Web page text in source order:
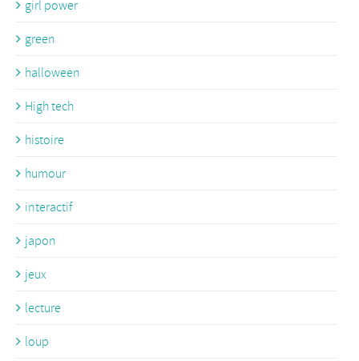
girl power
green
halloween
High tech
histoire
humour
interactif
japon
jeux
lecture
loup